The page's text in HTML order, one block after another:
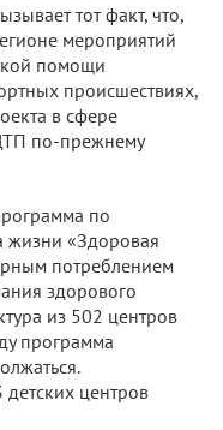
тот факт, что,
мероприятий
помощи
происшествиях,
в сфере
по-прежнему
по
«Здоровая
потреблением
здорового
из 502 центров
программа
центров